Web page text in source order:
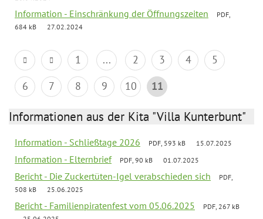
Information - Einschränkung der Öffnungszeiten
PDF,
684 kB
27.02.2024
1 ... 2 3 4
5
6
7 8 9 10 11
Informationen aus der Kita "Villa Kunterbunt"
Information - Schließtage 2026 PDF, 593 kB 15.07.2025
Information - Elternbrief PDF, 90 kB 01.07.2025
Bericht - Die Zuckertüten-Igel verabschieden sich
PDF,
508 kB
25.06.2025
Bericht - Familienpiratenfest vom 05.06.2025
PDF, 267 kB